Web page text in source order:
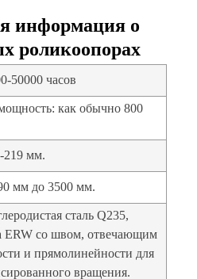
информация о
роликоопорах
50000 часов
как обычно 800
219 мм.
мм до 3500 мм.
сталь Q235,
ERW со швом, отвечающим
и прямолинейности для
вращения.